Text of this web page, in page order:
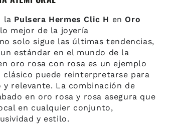
la Pulsera Hermes Clic H enOro
mejor de la joyería
solo sigue las últimas tendencias,
estándar en el mundo de la
oro rosa con rosa es un ejemplo
puede reinterpretarse para
relevante. La combinación de
en oro rosa y rosa asegura que
en cualquier conjunto,
y estilo.